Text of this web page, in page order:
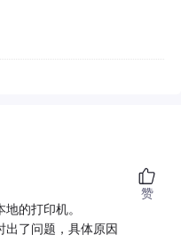
的打印机。
出了问题，具体原因
赞